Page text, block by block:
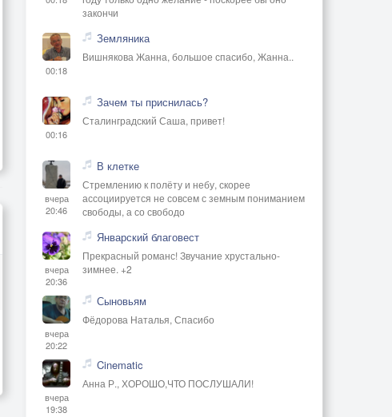
закончи
00:18
Земляника
Вишнякова Жанна, большое спасибо, Жанна..
00:16
Зачем ты приснилась?
Сталинградский Саша, привет!
вчера
20:46
В клетке
Стремлению к полёту и небу, скорее
ассоциируется не совсем с земным пониманием
свободы, а со свободо
вчера
20:36
Январский благовест
Прекрасный романс! Звучание хрустально-
зимнее. +2
вчера
20:22
Сыновьям
Фёдорова Наталья, Спасибо
вчера
19:38
Cinematic
Анна Р., ХОРОШО,ЧТО ПОСЛУШАЛИ!